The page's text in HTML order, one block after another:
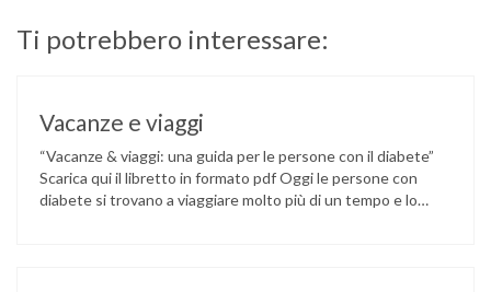
Ti potrebbero interessare:
Vacanze e viaggi
“Vacanze & viaggi: una guida per le persone con il diabete”
Scarica qui il libretto in formato pdf Oggi le persone con
diabete si trovano a viaggiare molto più di un tempo e lo